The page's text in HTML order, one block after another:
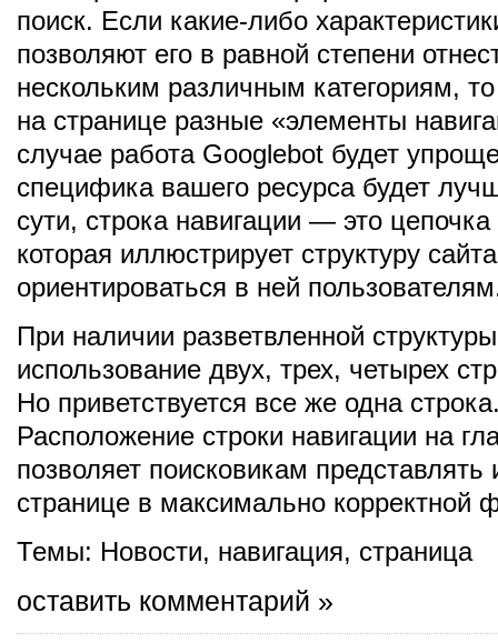
поиск. Если какие-либо
позволяют его в равной степени
нескольким различным категориям,
на странице разные «элементы
случае работа Googlebot будет
специфика вашего ресурса будет
сути, строка навигации — это
которая иллюстрирует структуру
ориентироваться в ней
При наличии разветвленной
использование двух, трех, четырех
Но приветствуется все же одна
Расположение строки навигации на
позволяет поисковикам
странице в максимально корректной
Темы: Новости, навигация, страница
оставить комментарий »